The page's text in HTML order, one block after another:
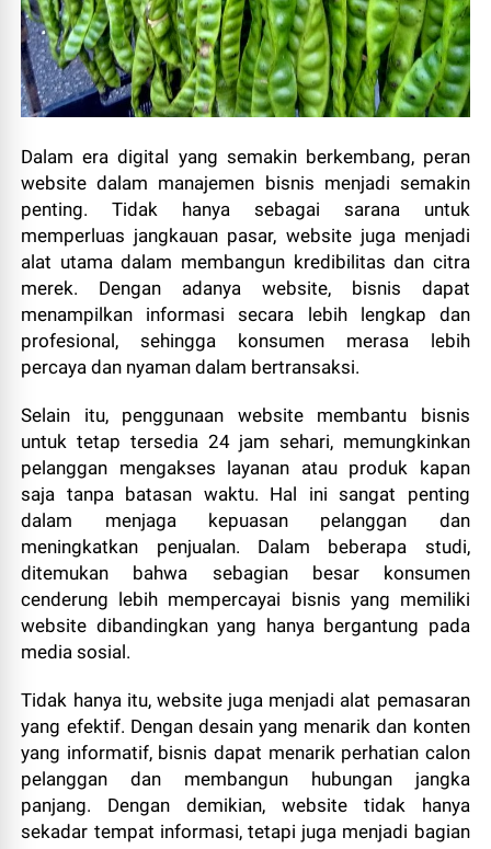
Dalam era digital yang semakin berkembang, peran
website dalam manajemen bisnis menjadi semakin
penting. Tidak hanya sebagai sarana untuk
memperluas jangkauan pasar, website juga menjadi
alat utama dalam membangun kredibilitas dan citra
merek. Dengan adanya website, bisnis dapat
menampilkan informasi secara lebih lengkap dan
profesional, sehingga konsumen merasa lebih
percaya dan nyaman dalam bertransaksi.
Selain itu, penggunaan website membantu bisnis
untuk tetap tersedia 24 jam sehari, memungkinkan
pelanggan mengakses layanan atau produk kapan
saja tanpa batasan waktu. Hal ini sangat penting
dalam menjaga kepuasan pelanggan dan
meningkatkan penjualan. Dalam beberapa studi,
ditemukan bahwa sebagian besar konsumen
cenderung lebih mempercayai bisnis yang memiliki
website dibandingkan yang hanya bergantung pada
media sosial.
Tidak hanya itu, website juga menjadi alat pemasaran
yang efektif. Dengan desain yang menarik dan konten
yang informatif, bisnis dapat menarik perhatian calon
pelanggan dan membangun hubungan jangka
panjang. Dengan demikian, website tidak hanya
sekadar tempat informasi, tetapi juga menjadi bagian